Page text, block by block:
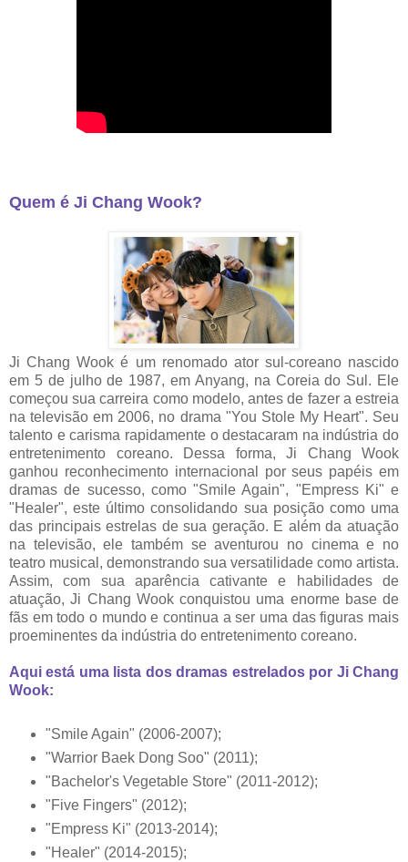
Quem é Ji Chang Wook?
Ji Chang Wook é um renomado ator sul-coreano nascido
em 5 de julho de 1987, em Anyang, na Coreia do Sul. Ele
começou sua carreira como modelo, antes de fazer a estreia
na televisão em 2006, no drama "You Stole My Heart". Seu
talento e carisma rapidamente o destacaram na indústria do
entretenimento coreano. Dessa forma, Ji Chang Wook
ganhou reconhecimento internacional por seus papéis em
dramas de sucesso, como "Smile Again", "Empress Ki" e
"Healer", este último consolidando sua posição como uma
das principais estrelas de sua geração. E além da atuação
na televisão, ele também se aventurou no cinema e no
teatro musical, demonstrando sua versatilidade como artista.
Assim, com sua aparência cativante e habilidades de
atuação, Ji Chang Wook conquistou uma enorme base de
fãs em todo o mundo e continua a ser uma das figuras mais
proeminentes da indústria do entretenimento coreano.
Aqui está uma lista dos dramas estrelados por Ji Chang
Wook:
"Smile Again" (2006-2007);
"Warrior Baek Dong Soo" (2011);
"Bachelor's Vegetable Store" (2011-2012);
"Five Fingers" (2012);
"Empress Ki" (2013-2014);
"Healer" (2014-2015);